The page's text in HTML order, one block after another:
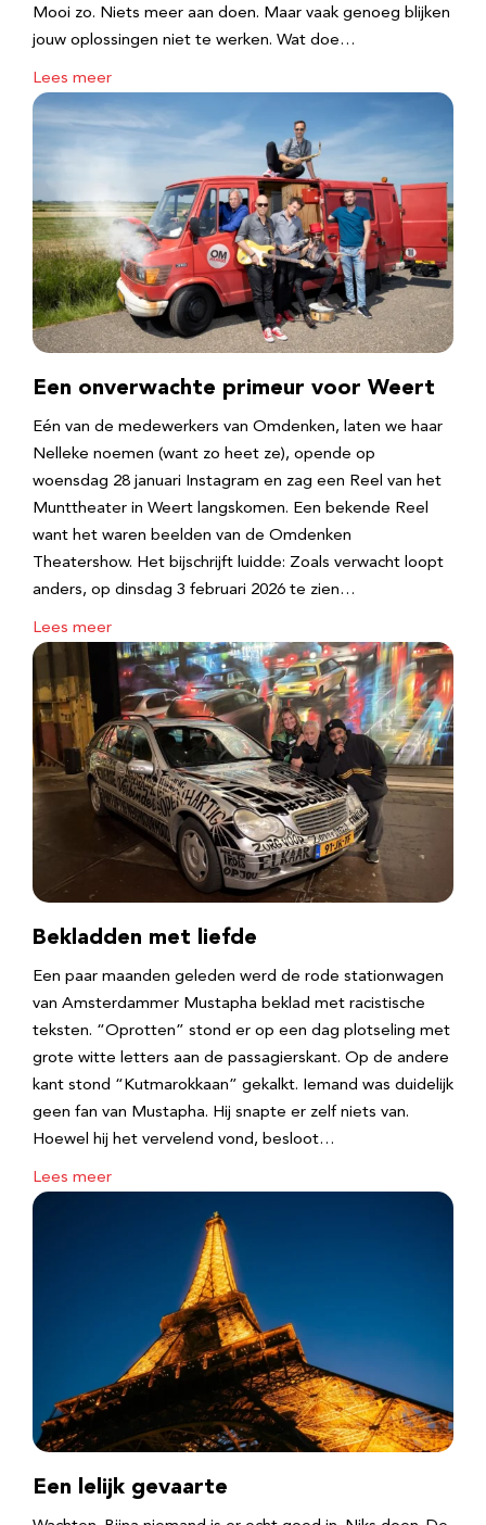
Mooi zo. Niets meer aan doen. Maar vaak genoeg blijken
jouw oplossingen niet te werken. Wat doe…
Lees meer
Een onverwachte primeur voor Weert
Eén van de medewerkers van Omdenken, laten we haar
Nelleke noemen (want zo heet ze), opende op
woensdag 28 januari Instagram en zag een Reel van het
Munttheater in Weert langskomen. Een bekende Reel
want het waren beelden van de Omdenken
Theatershow. Het bijschrijft luidde: Zoals verwacht loopt
anders, op dinsdag 3 februari 2026 te zien…
Lees meer
Bekladden met liefde
Een paar maanden geleden werd de rode stationwagen
van Amsterdammer Mustapha beklad met racistische
teksten. “Oprotten” stond er op een dag plotseling met
grote witte letters aan de passagierskant. Op de andere
kant stond “Kutmarokkaan” gekalkt. Iemand was duidelijk
geen fan van Mustapha. Hij snapte er zelf niets van.
Hoewel hij het vervelend vond, besloot…
Lees meer
Een lelijk gevaarte